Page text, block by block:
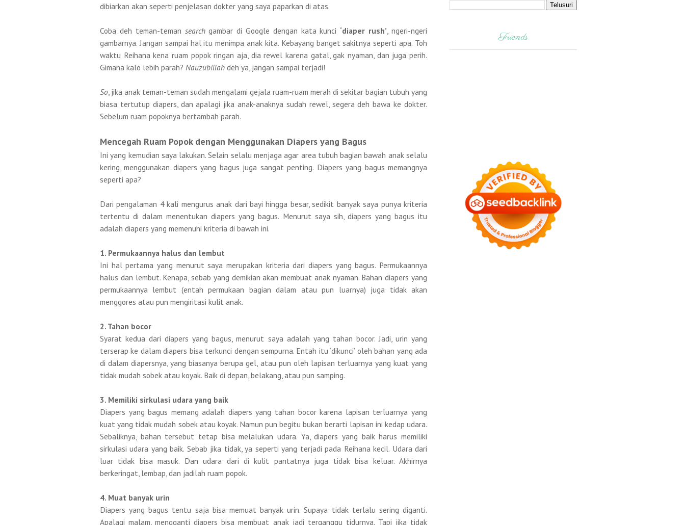
dibiarkan akan seperti penjelasan dokter yang saya paparkan di atas.
Coba deh teman-teman searchgambar di Google dengan kata kunci ‘diaper rush’, ngeri-ngeri
gambarnya. Jangan sampai hal itu menimpa anak kita. Kebayang banget sakitnya seperti apa. Toh
waktu Reihana kena ruam popok ringan aja, dia rewel karena gatal, gak nyaman, dan juga perih.
Gimana kalo lebih parah? Nauzubillah deh ya, jangan sampai terjadi!
So, jika anak teman-teman sudah mengalami gejala ruam-ruam merah di sekitar bagian tubuh yang
biasa tertutup diapers, dan apalagi jika anak-anaknya sudah rewel, segera deh bawa ke dokter.
Sebelum ruam popoknya bertambah parah.
Mencegah Ruam Popok dengan Menggunakan Diapers yang Bagus
Ini yang kemudian saya lakukan. Selain selalu menjaga agar area tubuh bagian bawah anak selalu
kering, menggunakan diapers yang bagus juga sangat penting. Diapers yang bagus memangnya
seperti apa?
Dari pengalaman 4 kali mengurus anak dari bayi hingga besar, sedikit banyak saya punya kriteria
tertentu di dalam menentukan diapers yang bagus. Menurut saya sih, diapers yang bagus itu
adalah diapers yang memenuhi kriteria di bawah ini.
1. Permukaannya halus dan lembut
Ini hal pertama yang menurut saya merupakan kriteria dari diapers yang bagus. Permukaannya
halus dan lembut. Kenapa, sebab yang demikian akan membuat anak nyaman. Bahan diapers yang
permukaannya lembut (entah permukaan bagian dalam atau pun luarnya) juga tidak akan
menggores atau pun mengiritasi kulit anak.
2. Tahan bocor
Syarat kedua dari diapers yang bagus, menurut saya adalah yang tahan bocor. Jadi, urin yang
terserap ke dalam diapers bisa terkunci dengan sempurna. Entah itu ‘dikunci’ oleh bahan yang ada
di dalam diapersnya, yang biasanya berupa gel, atau pun oleh lapisan terluarnya yang kuat yang
tidak mudah sobek atau koyak. Baik di depan, belakang, atau pun samping.
3. Memiliki sirkulasi udara yang baik
Diapers yang bagus memang adalah diapers yang tahan bocor karena lapisan terluarnya yang
kuat yang tidak mudah sobek atau koyak. Namun pun begitu bukan berarti lapisan ini kedap udara.
Sebaliknya, bahan tersebut tetap bisa melalukan udara. Ya, diapers yang baik harus memiliki
sirkulasi udara yang baik. Sebab jika tidak, ya seperti yang terjadi pada Reihana kecil. Udara dari
luar tidak bisa masuk. Dan udara dari di kulit pantatnya juga tidak bisa keluar. Akhirnya
berkeringat, lembap, dan jadilah ruam popok.
4. Muat banyak urin
Diapers yang bagus tentu saja bisa memuat banyak urin. Supaya tidak terlalu sering diganti.
Apalagi malam, mengganti diapers bisa membuat anak jadi terganggu tidurnya. Tapi jika tidak
Friends